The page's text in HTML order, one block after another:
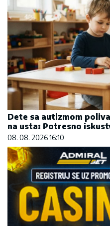
Dete sa autizmom
na usta: Potresno
08. 08. 2026 16:10